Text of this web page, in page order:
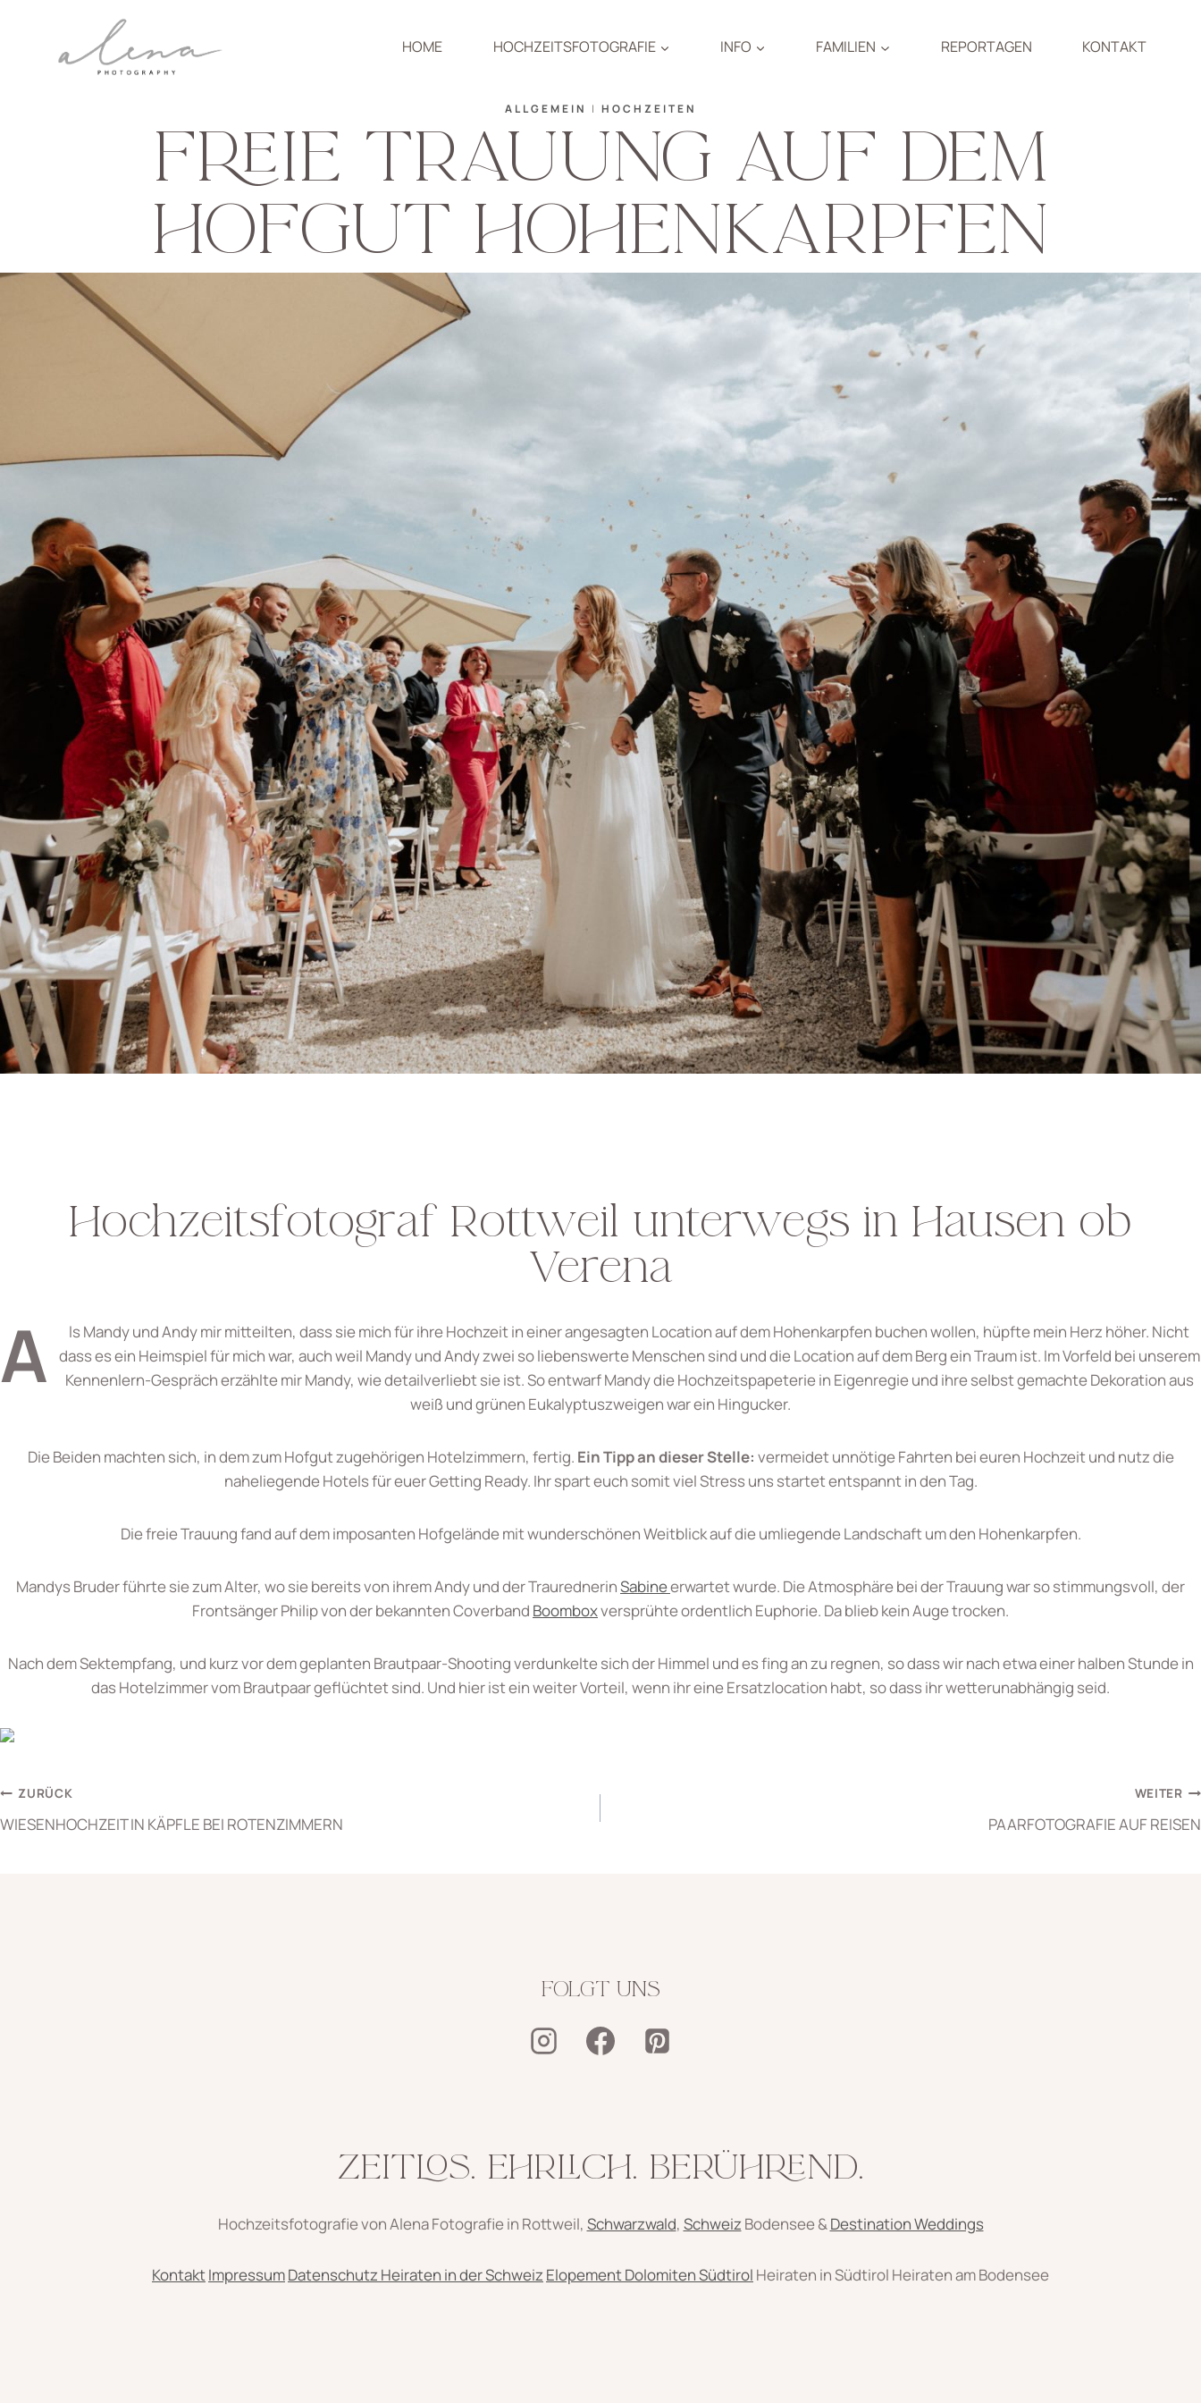
springen
HOME HOCHZEITSFOTOGRAFIE INFO FAMILIEN REPORTAGEN KONTAKT
ALLGEMEIN | HOCHZEITEN
FREIE TRAUUNG AUF DEM
HOFGUT HOHENKARPFEN
Hochzeitsfotograf Rottweil unterwegs in Hausen ob
Verena
A
ls Mandy und Andy mir mitteilten, dass sie mich für ihre Hochzeit in einer angesagten Location auf dem Hohenkarpfen buchen wollen, hüpfte mein Herz höher. Nicht
dass es ein Heimspiel für mich war, auch weil Mandy und Andy zwei so liebenswerte Menschen sind und die Location auf dem Berg ein Traum ist. Im Vorfeld bei unserem
Kennenlern-Gespräch erzählte mir Mandy, wie detailverliebt sie ist. So entwarf Mandy die Hochzeitspapeterie in Eigenregie und ihre selbst gemachte Dekoration aus
weiß und grünen Eukalyptuszweigen war ein Hingucker.
Die Beiden machten sich, in dem zum Hofgut zugehörigen Hotelzimmern, fertig. Ein Tipp an dieser Stelle: vermeidet unnötige Fahrten bei euren Hochzeit und nutz die
naheliegende Hotels für euer Getting Ready. Ihr spart euch somit viel Stress uns startet entspannt in den Tag.
Die freie Trauung fand auf dem imposanten Hofgelände mit wunderschönen Weitblick auf die umliegende Landschaft um den Hohenkarpfen.
Mandys Bruder führte sie zum Alter, wo sie bereits von ihrem Andy und der TraurednerinSabineerwartet wurde. Die Atmosphäre bei der Trauung war so stimmungsvoll, der
Frontsänger Philip von der bekannten Coverband Boomboxversprühte ordentlich Euphorie. Da blieb kein Auge trocken.
Nach dem Sektempfang, und kurz vor dem geplanten Brautpaar-Shooting verdunkelte sich der Himmel und es fing an zu regnen, so dass wir nach etwa einer halben Stunde in
das Hotelzimmer vom Brautpaar geflüchtet sind. Und hier ist ein weiter Vorteil, wenn ihr eine Ersatzlocation habt, so dass ihr wetterunabhängig seid.
Beitragsnavigation
ZURÜCK
WIESENHOCHZEIT IN KÄPFLE BEI ROTENZIMMERN
WEITER
PAARFOTOGRAFIE AUF REISEN
FOLGT UNS
ZEITLOS. EHRLICH. BERÜHREND.
Hochzeitsfotografie von Alena Fotografie in Rottweil, Schwarzwald, Schweiz Bodensee &Destination Weddings
KontaktImpressumDatenschutz Heiraten in der Schweiz Elopement Dolomiten Südtirol Heiraten in Südtirol Heiraten am Bodensee